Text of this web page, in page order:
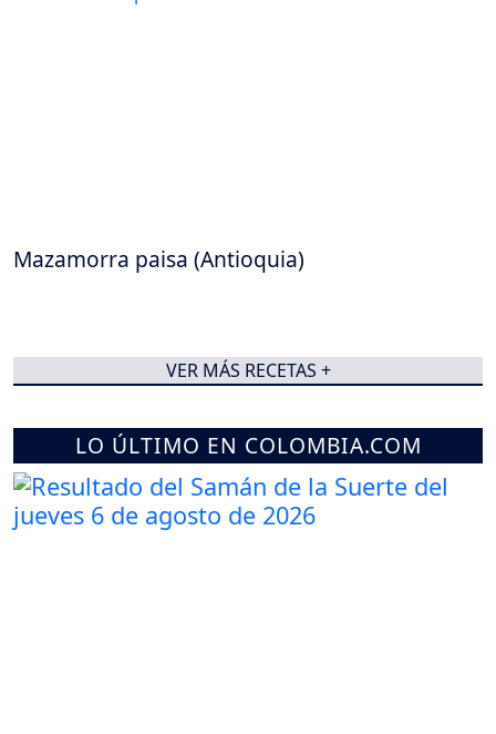
Mazamorra paisa (Antioquia)
VER MÁS RECETAS +
LO ÚLTIMO EN COLOMBIA.COM